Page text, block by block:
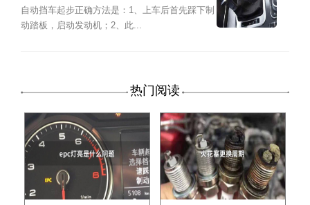
自动挡车起步正确方法是：1、上车后首先踩下制
动踏板，启动发动机；2、此...
热门阅读